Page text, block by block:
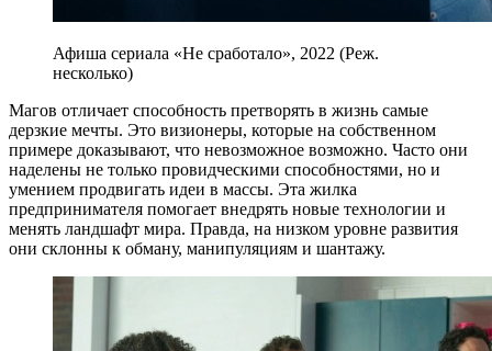
Афиша сериала «Не сработало», 2022 (Реж.
несколько)
Магов отличает способность претворять в жизнь самые
дерзкие мечты. Это визионеры, которые на собственном
примере доказывают, что невозможное возможно. Часто они
наделены не только провидческими способностями, но и
умением продвигать идеи в массы. Эта жилка
предпринимателя помогает внедрять новые технологии и
менять ландшафт мира. Правда, на низком уровне развития
они склонны к обману, манипуляциям и шантажу.